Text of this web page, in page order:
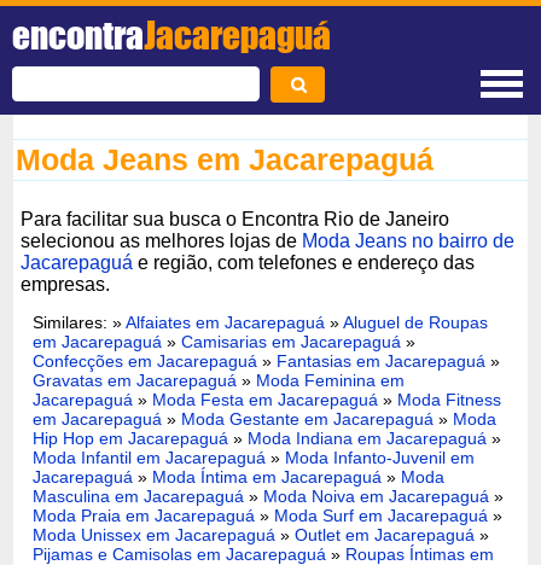
encontraJacarepaguá
Moda Jeans em Jacarepaguá
Para facilitar sua busca o Encontra Rio de Janeiro
selecionou as melhores lojas de Moda Jeans no bairro de
Jacarepaguá e região, com telefones e endereço das
empresas.
Similares: »Alfaiates em Jacarepaguá »Aluguel de Roupas
em Jacarepaguá »Camisarias em Jacarepaguá »
Confecções em Jacarepaguá » Fantasias em Jacarepaguá »
Gravatas em Jacarepaguá » Moda Feminina em
Jacarepaguá » Moda Festa em Jacarepaguá » Moda Fitness
em Jacarepaguá » Moda Gestante em Jacarepaguá » Moda
Hip Hop em Jacarepaguá » Moda Indiana em Jacarepaguá »
Moda Infantil em Jacarepaguá » Moda Infanto-Juvenil em
Jacarepaguá » Moda Íntima em Jacarepaguá » Moda
Masculina em Jacarepaguá » Moda Noiva em Jacarepaguá »
Moda Praia em Jacarepaguá » Moda Surf em Jacarepaguá »
Moda Unissex em Jacarepaguá »Outlet em Jacarepaguá »
Pijamas e Camisolas em Jacarepaguá » Roupas Íntimas em